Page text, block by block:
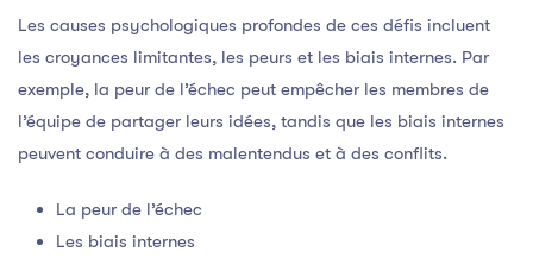
Les causes psychologiques profondes de ces défis incluent
les croyances limitantes, les peurs et les biais internes. Par
exemple, la peur de l’échec peut empêcher les membres de
l’équipe de partager leurs idées, tandis que les biais internes
peuvent conduire à des malentendus et à des conflits.
La peur de l’échec
Les biais internes